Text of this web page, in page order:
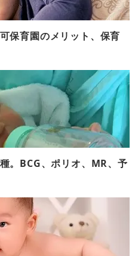
保育園のメリット、保育
。BCG、ポリオ、MR、予